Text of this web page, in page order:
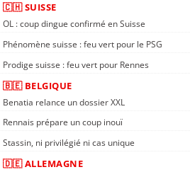
🇨🇭 SUISSE
OL : coup dingue confirmé en Suisse
Phénomène suisse : feu vert pour le PSG
Prodige suisse : feu vert pour Rennes
🇧🇪 BELGIQUE
Benatia relance un dossier XXL
Rennais prépare un coup inouï
Stassin, ni privilégié ni cas unique
🇩🇪 ALLEMAGNE